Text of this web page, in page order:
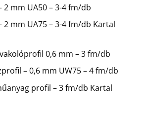
mm UA50 – 3-4 fm/db
mm UA75 – 3-4 fm/db Kartal
0,6 mm – 3 fm/db
– 0,6 mm UW75 – 4 fm/db
profil – 3 fm/db Kartal